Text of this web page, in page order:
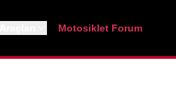
Motosiklet Forum